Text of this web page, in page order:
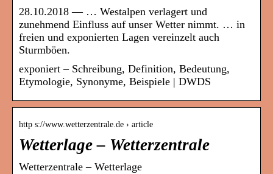
28.10.2018 — … Westalpen verlagert und
zunehmend Einfluss auf unser Wetter nimmt. … in
freien und exponierten Lagen vereinzelt auch
Sturmböen.
exponiert – Schreibung, Definition, Bedeutung,
Etymologie, Synonyme, Beispiele | DWDS
http s://www.wetterzentrale.de › article
Wetterlage – Wetterzentrale
Wetterzentrale – Wetterlage